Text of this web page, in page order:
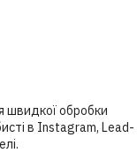
швидкої обробки
в Instagram, Lead-